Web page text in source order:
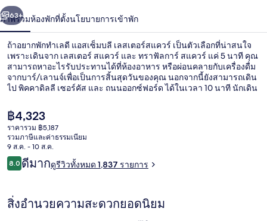
เลส
เต
อร์ส
แคว
า
ถัดไป
63+
ภาพรวมห้องพักที่ตั้งนโยบายการเข้าพัก
ถ้าอยากพักทำเลดี แอสเซ็มบลี เลสเตอร์สแควร์ เป็นตัวเลือกที่น่าสนใจ
เพราะเดินจาก เลสเตอร์ สแควร์ และ ทราฟัลการ์ สแควร์ แค่ 5 นาที คุณ
สามารถหาอะไรรับประทานได้ที่ห้องอาหาร หรือผ่อนคลายกับเครื่องดื่ม
จากบาร์/เลานจ์เพื่อเป็นการสิ้นสุดวันของคุณ นอกจากนี้ยังสามารถเดิน
ไป พิคคาดิลลี เซอร์คัส และ ถนนออกซ์ฟอร์ด ได้ในเวลา 10 นาที นักเดิน
เพราะไม่ต้องเดินไกลเพื่อเข้าถึงขนส่งสาธารณะ โดย สถานีรถไฟใต้ดิน
เลสเตอร์สแควร์ อยู่ห่างออกไปเพียงไม่กี่ก้าว และ สถานีรถไฟใต้ดินชา
ริ่งครอส ใช้เวลาเดินไปเพียง 4 นาที
ราคา
ปัจจุบัน
฿4,323
฿4,323
ราคารวม ฿5,187
รวมภาษีและค่าธรรมเนียม
9 ส.ค. - 10 ส.ค.
รีวิว
8.08.0 จาก 10
ดีมากดูรีวิวทั้งหมด 1,837 รายการ
สิ่งอำนวยความสะดวกยอดนิยม